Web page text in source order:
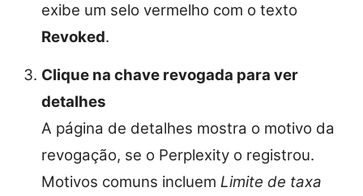
exibe um selo vermelho com o texto
Revoked.
Clique na chave revogada para ver
detalhes
A página de detalhes mostra o motivo da
revogação, se o Perplexity o registrou.
Motivos comuns incluem Limite de taxa